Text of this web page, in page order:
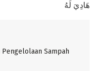
هَادِيَ لَهُ
Pengelolaan Sampah